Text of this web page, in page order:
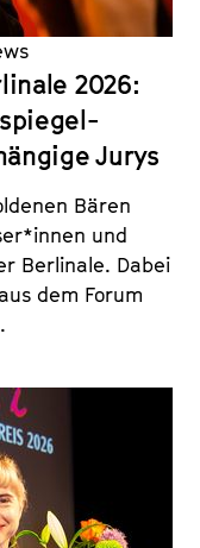
2026:
Jurys
Bären
und
Berlinale. Dabei
dem Forum